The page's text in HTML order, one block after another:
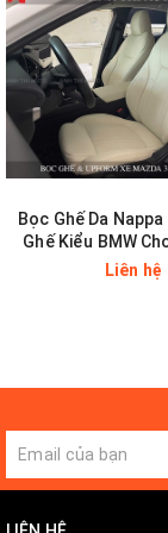
chọn
Bọc Ghế Da
Ghế Kiểu BMW
Liên hệ